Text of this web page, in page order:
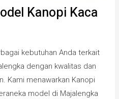
Kanopi Kaca
kebutuhan Anda terkait
dengan kwalitas dan
Kami menawarkan Kanopi
model di Majalengka